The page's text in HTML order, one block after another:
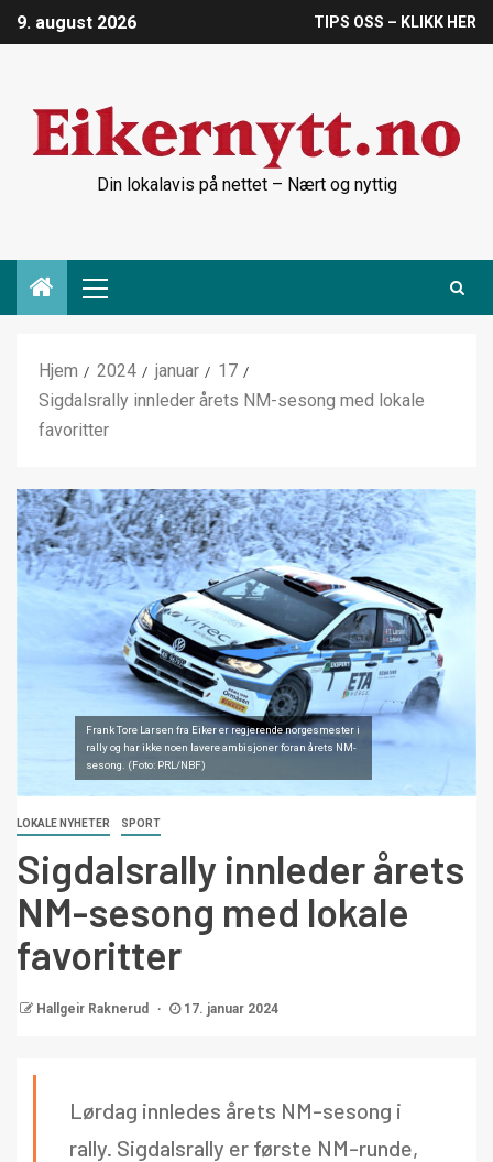
9. august 2026 TIPS OSS – KLIKK HER
Din lokalavis på nettet – Nært og nyttig
Hjem 2024 januar
17
Sigdalsrally innleder årets NM-sesong med lokale
favoritter
Frank Tore Larsen fra Eiker er regjerende norgesmester i
rally og har ikke noen lavere ambisjoner foran årets NM-
sesong. (Foto: PRL/NBF)
LOKALE NYHETER SPORT
Sigdalsrally innleder årets
NM-sesong med lokale
favoritter
Hallgeir Raknerud 17. januar 2024
Lørdag innledes årets NM-sesong i
rally. Sigdalsrally er første NM-runde,